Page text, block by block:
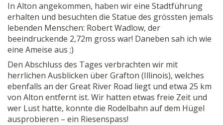
In Alton angekommen, haben wir eine Stadtführung
erhalten und besuchten die Statue des grössten jemals
lebenden Menschen: Robert Wadlow, der
beeindruckende 2,72m gross war! Daneben sah ich wie
eine Ameise aus ;)
Den Abschluss des Tages verbrachten wir mit
herrlichen Ausblicken über Grafton (Illinois), welches
ebenfalls an der Great River Road liegt und etwa 25 km
von Alton entfernt ist. Wir hatten etwas freie Zeit und
wer Lust hatte, konnte die Rodelbahn auf dem Hügel
ausprobieren – ein Riesenspass!